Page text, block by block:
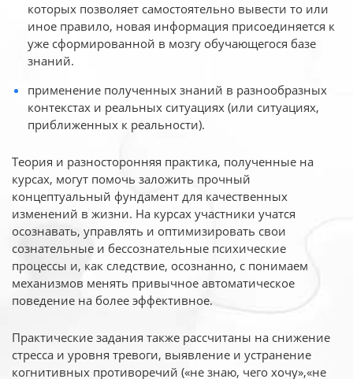
которых позволяет самостоятельно вывести то или
иное правило, новая информация присоединяется к
уже сформированной в мозгу обучающегося базе
знаний.
применение полученных знаний в разнообразных
контекстах и реальных ситуациях (или ситуациях,
приближенных к реальности).
Теория и разносторонняя практика, полученные на
курсах, могут помочь заложить прочный
концептуальный фундамент для качественных
изменений в жизни. На курсах участники учатся
осознавать, управлять и оптимизировать свои
сознательные и бессознательные психические
процессы и, как следствие, осознанно, с понимаем
механизмов менять привычное автоматическое
поведение на более эффективное.
Практические задания также рассчитаны на снижение
стресса и уровня тревоги, выявление и устранение
когнитивных противоречий («не знаю, чего хочу»,«не